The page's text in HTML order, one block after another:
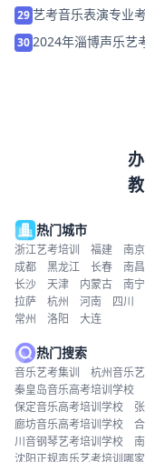
29艺考音乐表演专业
30 2024年淄博声乐艺
热门城市
浙江艺考培训 福建 南京
成都
黑龙江 长春 南昌
长沙
天津 内蒙古 南宁
拉萨
杭州 河南 四川
常州
洛阳 大连
热门搜索
音乐艺考集训 杭州音乐
秦皇岛音乐高考培训学校
保定音乐高考培训学校
廊坊音乐高考培训学校
川音钢琴艺考培训学校
沈阳正规声乐艺考培训哪